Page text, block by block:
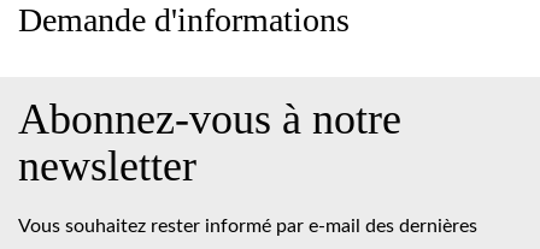
Demande d'informations
Abonnez-vous à notre
newsletter
Vous souhaitez rester informé par e-mail des dernières